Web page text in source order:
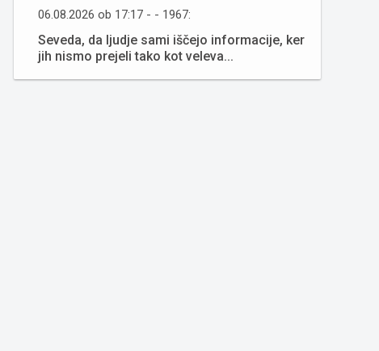
06.08.2026 ob 17:17 - - 1967:
Seveda, da ljudje sami iščejo informacije, ker
jih nismo prejeli tako kot veleva...